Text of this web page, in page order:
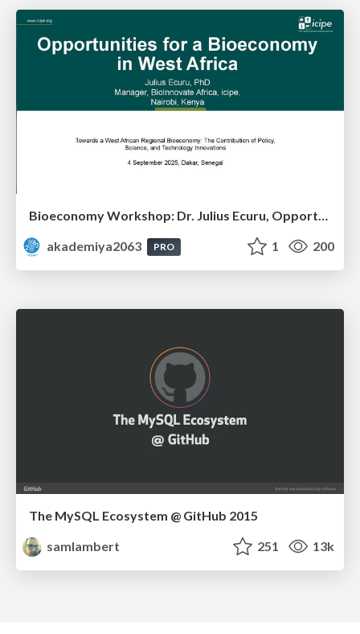
Bioeconomy Workshop: Dr. Julius Ecuru, Opportunities for a Bioeconomy in West Africa
akademiya2063
PRO 1 200
The MySQL Ecosystem @ GitHub 2015
samlambert
251 13k